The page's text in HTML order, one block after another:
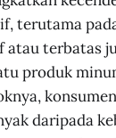
terutama
atau terbatas
produk
daripada